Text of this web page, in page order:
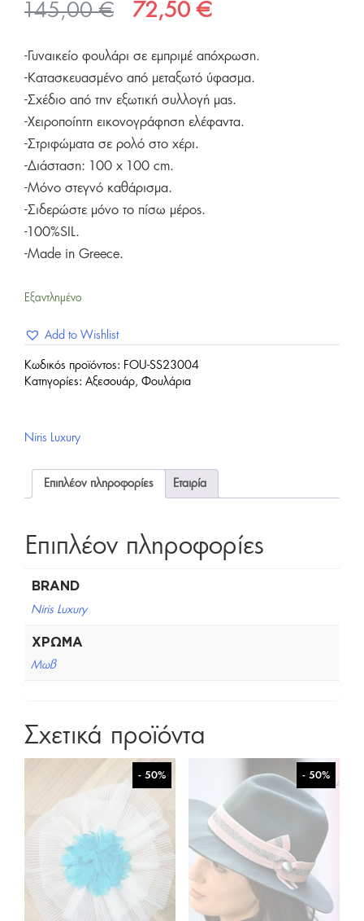
145,00€
Original
was:
145,00 €.
72,50€Η
τιμή
είναι:
72,50 €.
-Γυναικείο φουλάρι σε εμπριμέ απόχρωση.
-Κατασκευασμένο από μεταξωτό ύφασμα.
-Σχέδιο από την εξωτική συλλογή μας.
-Χειροποίητη εικονογράφηση ελέφαντα.
-Στριφώματα σε ρολό στο χέρι.
-Διάσταση: 100 x 100 cm.
-Μόνο στεγνό καθάρισμα.
-Σιδερώστε μόνο το πίσω μέρος.
-100%SIL.
-Made in Greece.
Εξαντλημένο
Add to Wishlist
Κωδικός προϊόντος: FOU-SS23004
Κατηγορίες: Αξεσουάρ, Φουλάρια
Niris Luxury
Επιπλέον πληροφορίες Εταιρία
Επιπλέον πληροφορίες
BRAND
Niris Luxury
ΧΡΏΜΑ
Μωβ
Σχετικά προϊόντα
- 50% - 50%